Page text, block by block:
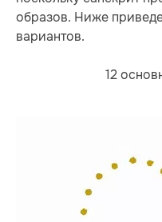
образов. Ниже
вариантов.
12